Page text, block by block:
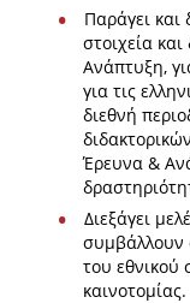
Παράγει και
στοιχεία
Ανάπτυξη,
για τις
διεθνή
Έρευνα &
Διεξάγει
συμβάλλουν
του εθνικού
καινοτομίας.